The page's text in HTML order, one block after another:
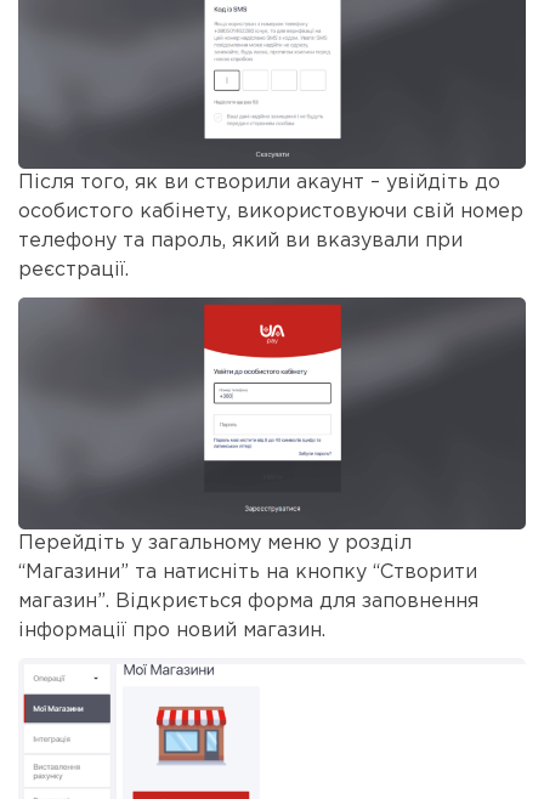
Після того, як ви створили акаунт – увійдіть до
особистого кабінету, використовуючи свій номер
телефону та пароль, який ви вказували при
реєстрації.
Перейдіть у загальному меню у розділ
“Магазини” та натисніть на кнопку “Створити
магазин”. Відкриється форма для заповнення
інформації про новий магазин.